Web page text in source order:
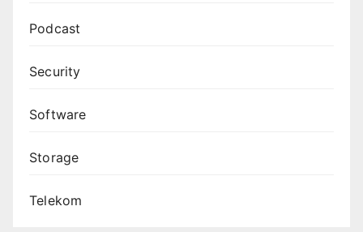
Podcast
Security
Software
Storage
Telekom